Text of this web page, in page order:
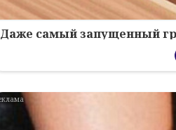
Даже самый запущенный